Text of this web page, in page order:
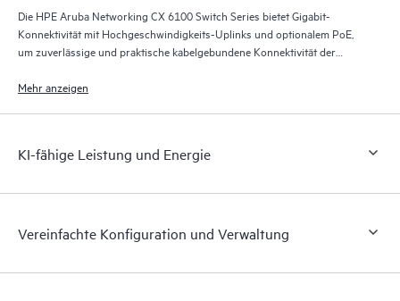
Die HPE Aruba Networking CX 6100 Switch Series bietet Gigabit-
Konnektivität mit Hochgeschwindigkeits-Uplinks und optionalem PoE,
um zuverlässige und praktische kabelgebundene Konnektivität der
bereitzustellen.
Mehr anzeigen
KI-fähige Leistung und Energie
Vereinfachte Konfiguration und Verwaltung